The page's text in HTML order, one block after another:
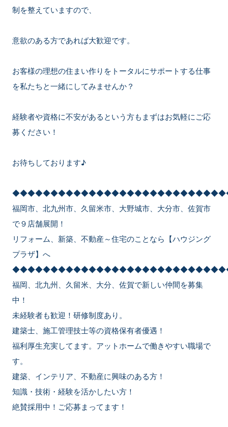
制を整えていますので、
意欲のある方であれば大歓迎です。
お客様の理想の住まい作りをトータルにサポートする仕事
を私たちと一緒にしてみませんか？
経験者や資格に不安があるという方もまずはお気軽にご応
募ください！
お待ちしております♪
福岡市、北九州市、久留米市、大野城市、大分市、佐賀市
で９店舗展開！
リフォーム、新築、不動産～住宅のことなら【ハウジング
プラザ】へ
福岡、北九州、久留米、大分、佐賀で新しい仲間を募集
中！
未経験者も歓迎！研修制度あり。
建築士、施工管理技士等の資格保有者優遇！
福利厚生充実してます。アットホームで働きやすい職場で
す。
建築、インテリア、不動産に興味のある方！
知識・技術・経験を活かしたい方！
絶賛採用中！ご応募まってます！